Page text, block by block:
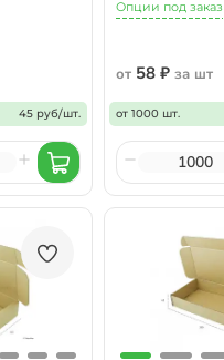
45 руб/шт.
Опции под заказ
от 58 ₽ за шт
от 1000 шт.